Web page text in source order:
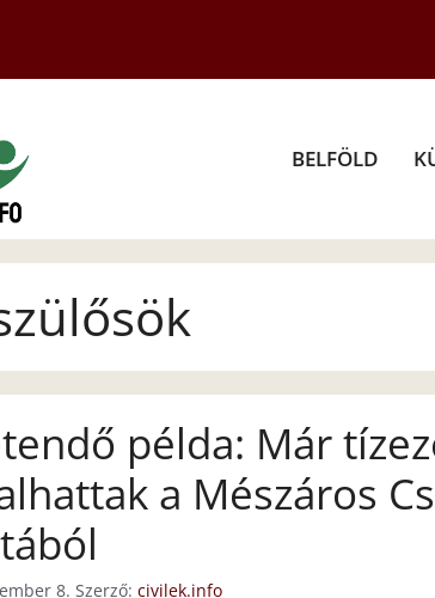
BELFÖLD
példa: Már
a Mészáros
8. Szerző: civilek.info